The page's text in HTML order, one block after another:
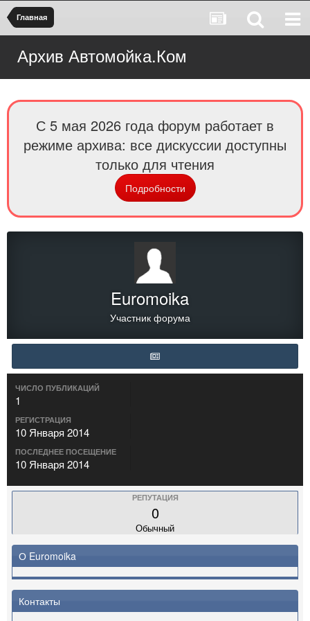
Главная
Архив Автомойка.Ком
С 5 мая 2026 года форум работает в
режиме архива: все дискуссии доступны
только для чтения
Подробности
Euromoika
Участник форума
ЧИСЛО ПУБЛИКАЦИЙ
1
РЕГИСТРАЦИЯ
10 Января 2014
ПОСЛЕДНЕЕ ПОСЕЩЕНИЕ
10 Января 2014
РЕПУТАЦИЯ
0
Обычный
О Euromoika
Контакты